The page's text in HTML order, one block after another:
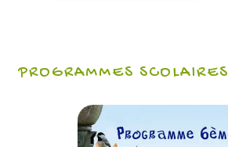
PROGRAMMES SCOLAIRES